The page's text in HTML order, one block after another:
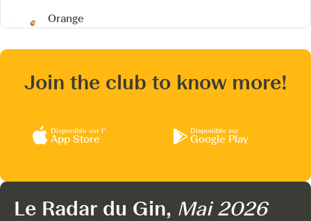
Orange
Join the club to know more!
Disponible sur l’
App Store
Disponible sur
Google Play
Le Radar du Gin, Mai 2026